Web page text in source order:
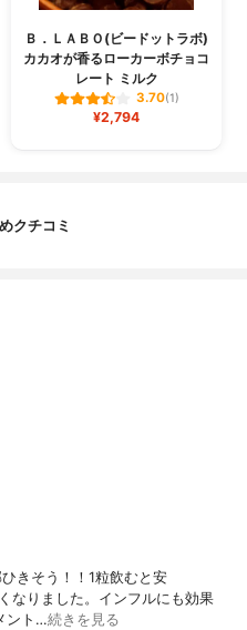
Ｂ．ＬＡＢＯ(ビードットラボ)
カカオが香るローカーボチョコ
レート ミルク
3.70(1)
¥2,794
クチコミ
きそう！！1粒飲むと安
なりました。インフルにも効果
ント…続きを見る